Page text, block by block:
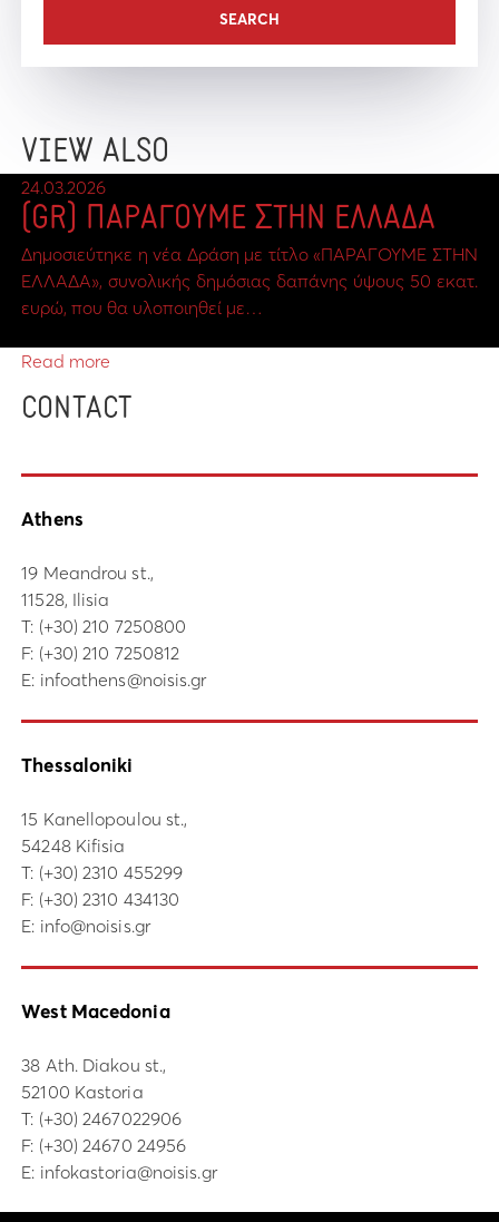
VIEW ALSO
24.03.2026
(GR) ΠΑΡΑΓΟΥΜΕ ΣΤΗΝ ΕΛΛΑΔΑ
Δημοσιεύτηκε η νέα Δράση με τίτλο «ΠΑΡΑΓΟΥΜΕ ΣΤΗΝ
ΕΛΛΑΔΑ», συνολικής δημόσιας δαπάνης ύψους 50 εκατ.
ευρώ, που θα υλοποιηθεί με…
Read more
CONTACT
Athens
19 Meandrou st.,
11528, Ilisia
Τ: (+30) 210 7250800
F: (+30) 210 7250812
E: infoathens@noisis.gr
Thessaloniki
15 Kanellopoulou st.,
54248 Kifisia
Τ: (+30) 2310 455299
F: (+30) 2310 434130
E: info@noisis.gr
West Macedonia
38 Ath. Diakou st.,
52100 Kastoria
Τ: (+30) 2467022906
F: (+30) 24670 24956
E: infokastoria@noisis.gr